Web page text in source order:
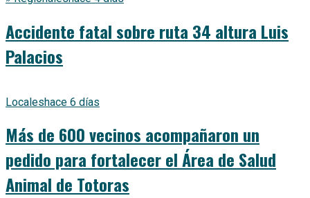
Accidente fatal sobre ruta 34 altura Luis
Palacios
Localeshace 6 días
Más de 600 vecinos acompañaron un
pedido para fortalecer el Área de Salud
Animal de Totoras